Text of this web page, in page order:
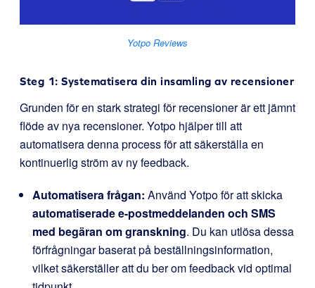
Yotpo Reviews
Steg 1: Systematisera din insamling av recensioner
Grunden för en stark strategi för recensioner är ett jämnt
flöde av nya recensioner. Yotpo hjälper till att
automatisera denna process för att säkerställa en
kontinuerlig ström av ny feedback.
Automatisera frågan: Använd Yotpo för att skicka
automatiserade e-postmeddelanden och SMS
med begäran om granskning. Du kan utlösa dessa
förfrågningar baserat på beställningsinformation,
vilket säkerställer att du ber om feedback vid optimal